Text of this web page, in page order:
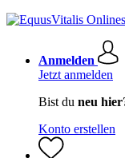
Anmelden
Jetzt anmelden
Bist du neu
Konto erstellen